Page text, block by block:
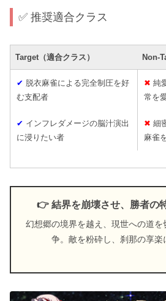
✅ 推奨適合クラス
Target（適合クラス） Non-
✔ 脱衣麻雀による完全制圧を好
む支配者
✖ 純
常を
✔ インフレダメージの脳汁演出
に浸りたい者
✖ 細
麻雀
👉 結界を崩壊させ、勝者の
幻想郷の境界を越え、現世への道を
争。敵を粉砕し、刹那の享楽